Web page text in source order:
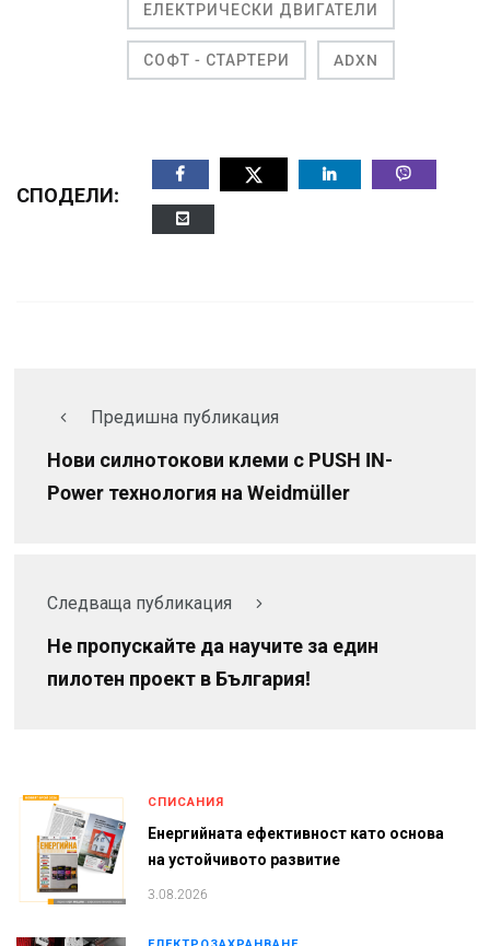
ЕЛЕКТРИЧЕСКИ ДВИГАТЕЛИ
СОФТ - СТАРТЕРИ ADXN
СПОДЕЛИ:
Предишна публикация
Нови силнотокови клеми с PUSH IN-
Power технология на Weidmüller
Следваща публикация
Не пропускайте да научите за един
пилотен проект в България!
СПИСАНИЯ
Енергийната ефективност като основа
на устойчивото развитие
3.08.2026